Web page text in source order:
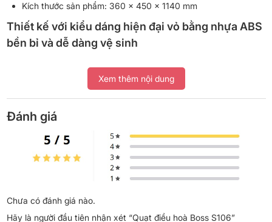
Kích thước sản phẩm: 360 x 450 x 1140 mm
Thiết kế với kiểu dáng hiện đại vỏ bằng nhựa ABS
bền bỉ và dễ dàng vệ sinh
hợp xếp đặt tại nhiều không gian, ngay cả những căn phòng có
diện tích hạn chế. Màu sắc quạt sang trọng, trang nhã, hài hòa
tạo nên sự sang trọng cho không gian nội thất của gia đình bạn.
Thân quạt được làm bằng chất liệu nhựa ABS bền chắc, dễ dàng
vệ sinh, lau chùi. Bên cạnh đó, quạt điều hòa còn được tích hợp
nhiều chức năng thông minh cùng với những bộ phận mang lại
tiện lợi như bánh xe giúp người dùng dễ dàng di chuyển máy sang
các phòng khác nhau trong nhà, văn phòng.
công suất lớn nhưng hoạt động êm ái, không gây
tiếng ồn
Xem thêm nội dung
Đánh giá
Chưa có đánh giá nào.
Hãy là người đầu tiên nhận xét “Quạt điều hoà Boss S106”